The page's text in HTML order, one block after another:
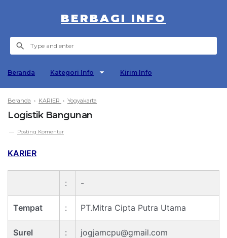
BERBAGI INFO
Beranda Kategori Info Kirim Info
Beranda › KARIER › Yogyakarta
Logistik Bangunan
Posting Komentar
KARIER
: -
Tempat : PT.Mitra Cipta Putra Utama
Surel : jogjamcpu@gmail.com